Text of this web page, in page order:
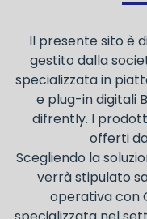
Il presente sito è
gestito dalla
specializzata in
e plug-in digitali
difrently. I
offerti
Scegliendo la
verrà stipulato
operativa con